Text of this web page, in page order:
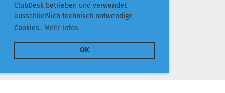
ClubDesk betrieben und verwendet
ausschließlich technisch notwendige
Cookies. Mehr Infos
OK